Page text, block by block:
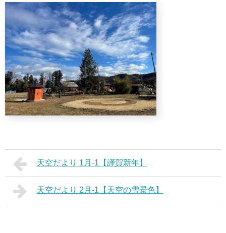
天空だより 1月-1【謹賀新年】
天空だより 2月-1【天空の雪景色】